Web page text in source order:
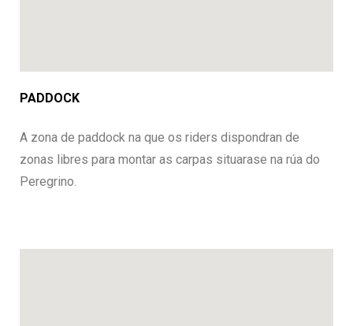
PADDOCK
A zona de paddock na que os riders dispondran de
zonas libres para montar as carpas situarase na rúa do
Peregrino.